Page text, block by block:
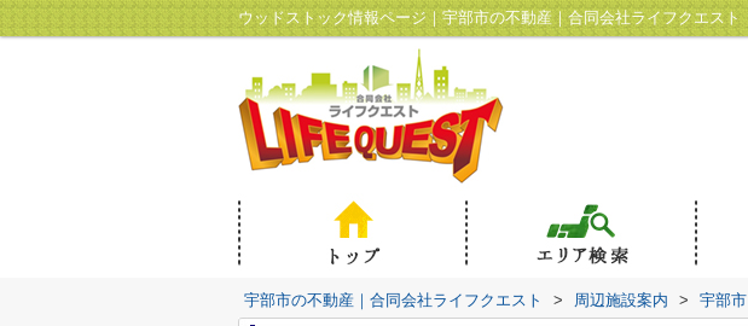
ウッドストック情報ページ｜宇部市の不動産｜合同会社ライフクエスト
宇部市の不動産｜合同会社ライフクエスト > 周辺施設案内 > 宇部市